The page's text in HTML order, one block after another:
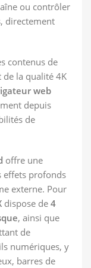
ou contrôler
directement
contenus de
la qualité 4K
web
depuis
de
offre une
effets profonds
externe. Pour
dispose de 4
, ainsi que
de
numériques, y
barres de